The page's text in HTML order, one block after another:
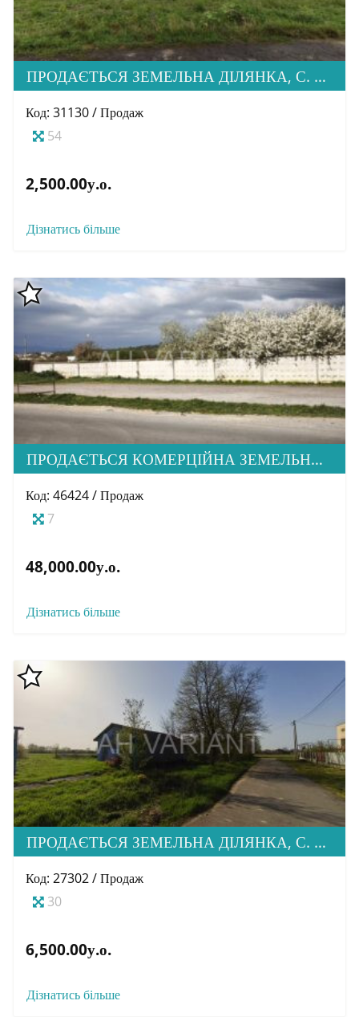
ПРОДАЄТЬСЯ ЗЕМЕЛЬНА ДІЛЯНКА, С. КОРИТНЯНИ
Код: 31130 / Продаж
54
2,500.00у.о.
Дізнатись більше
ПРОДАЄТЬСЯ КОМЕРЦІЙНА ЗЕМЕЛЬНА ДІЛЯНКА, МІК. КРАСНОДОНЦІВ
Код: 46424 / Продаж
7
48,000.00у.о.
Дізнатись більше
ПРОДАЄТЬСЯ ЗЕМЕЛЬНА ДІЛЯНКА, С. СЮРТЕ
Код: 27302 / Продаж
30
6,500.00у.о.
Дізнатись більше